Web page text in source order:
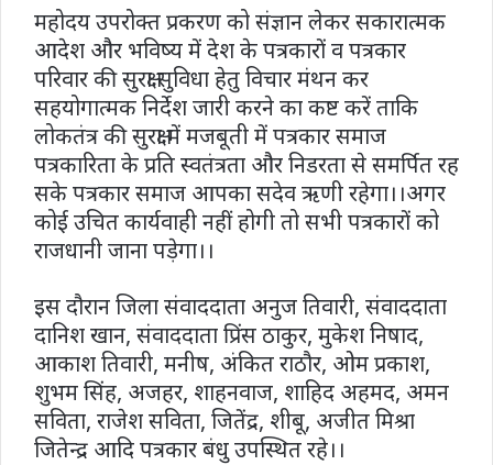
महोदय उपरोक्त प्रकरण को संज्ञान लेकर सकारात्मक
आदेश और भविष्य में देश के पत्रकारों व पत्रकार
परिवार की सुरक्षा सुविधा हेतु विचार मंथन कर
सहयोगात्मक निर्देश जारी करने का कष्ट करें ताकि
लोकतंत्र की सुरक्षा में मजबूती में पत्रकार समाज
पत्रकारिता के प्रति स्वतंत्रता और निडरता से समर्पित रह
सके पत्रकार समाज आपका सदेव ऋणी रहेगा।।अगर
कोई उचित कार्यवाही नहीं होगी तो सभी पत्रकारों को
राजधानी जाना पड़ेगा।।
इस दौरान जिला संवाददाता अनुज तिवारी, संवाददाता
दानिश खान, संवाददाता प्रिंस ठाकुर, मुकेश निषाद,
आकाश तिवारी, मनीष, अंकित राठौर, ओम प्रकाश,
शुभम सिंह, अजहर, शाहनवाज, शाहिद अहमद, अमन
सविता, राजेश सविता, जितेंद्र, शीबू, अजीत मिश्रा
जितेन्द्र आदि पत्रकार बंधु उपस्थित रहे।।